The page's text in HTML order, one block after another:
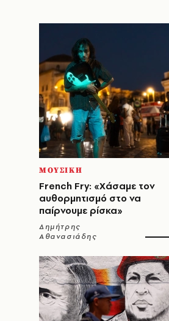
ΜΟΥΣΙΚΗ
French Fry: «Χάσαμε τον
αυθορμητισμό στο να
παίρνουμε ρίσκα»
Δημήτρης
Αθανασιάδης